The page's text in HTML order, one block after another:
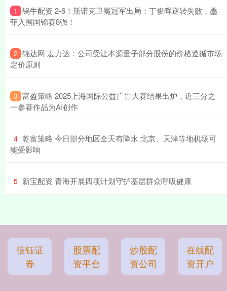
1 ​锅牛配资 2-6！斯诺克卫冕冠军出局：丁俊晖逆转失败，墨
菲入围国锦赛8强！
2 ​锦达网 宏力达：公司受让本源量子部分股份的价格遵循市场
定价原则
3 ​富盈策略 2025上海国际公益广告大赛结果出炉，近三分之
一参赛作品为AI创作
4 ​乾富策略 今日部分地区全天有降水 北京、天津等地机场可
能受影响
5 ​新宝配资 青海开展四项计划守护基层群众呼吸健康
信钰证
券
股票配
资平台
炒股配
资公司
在线配
资开户